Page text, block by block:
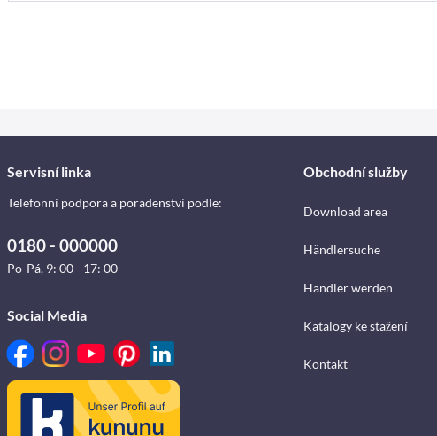
Servisní linka
Telefonní podpora a poradenství podle:
0180 - 000000
Po-Pá, 9: 00 - 17: 00
Social Media
Obchodní služby
Download area
Händlersuche
Händler werden
Katalogy ke stažení
Kontakt